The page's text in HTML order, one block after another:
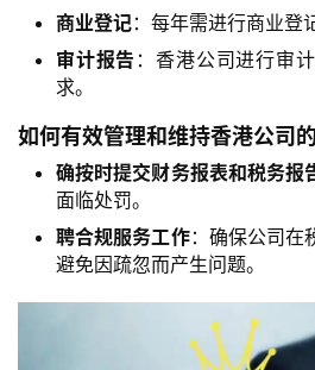
商业登记：每年需进行商业登
审计报告 ：香港公司进行审
求。
如何有效管理和维持香港公司
确按时提交财务报表和税务报
面临处罚。
聘合规服务工作：确保公司在
避免因疏忽而产生问题。